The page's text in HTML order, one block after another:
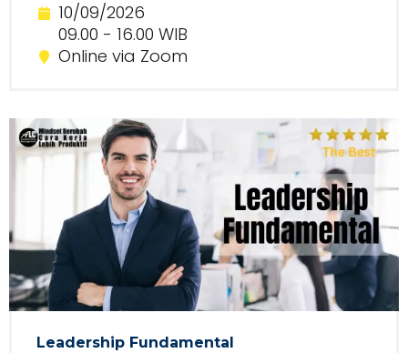
10/09/2026
09.00 - 16.00 WIB
Online via Zoom
Leadership Fundamental